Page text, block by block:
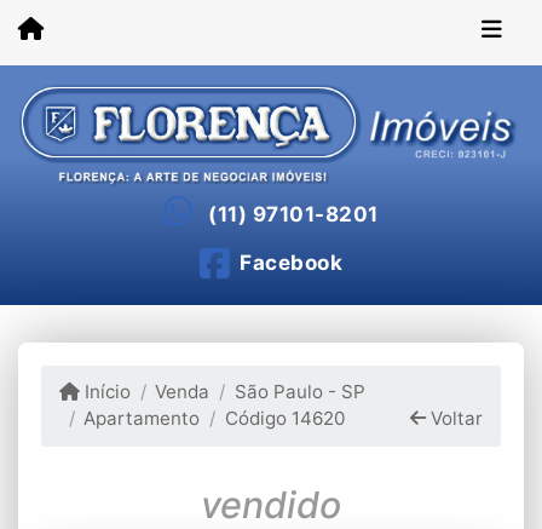
(11) 97101-8201
Facebook
Início Venda
São Paulo - SP
Apartamento
Código 14620 Voltar
vendido